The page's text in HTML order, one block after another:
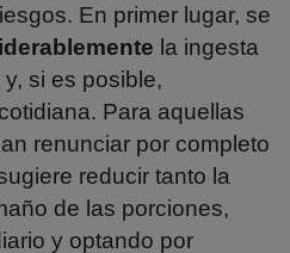
En primer lugar, se
la ingesta
si es posible,
Para aquellas
renunciar por completo
reducir tanto la
de las porciones,
y optando por